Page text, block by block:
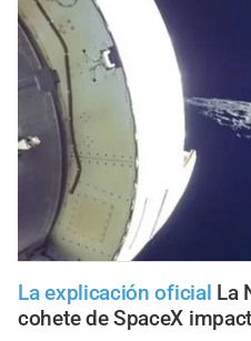
La explicación oficial La
cohete de SpaceX